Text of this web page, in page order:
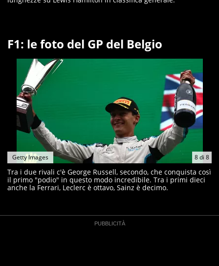
F1: le foto del GP del Belgio
8di 8
Getty Images
Tra i due rivali c'è George Russell, secondo, che conquista così
il primo "podio" in questo modo incredibile. Tra i primi dieci
anche la Ferrari, Leclerc è ottavo, Sainz è decimo.